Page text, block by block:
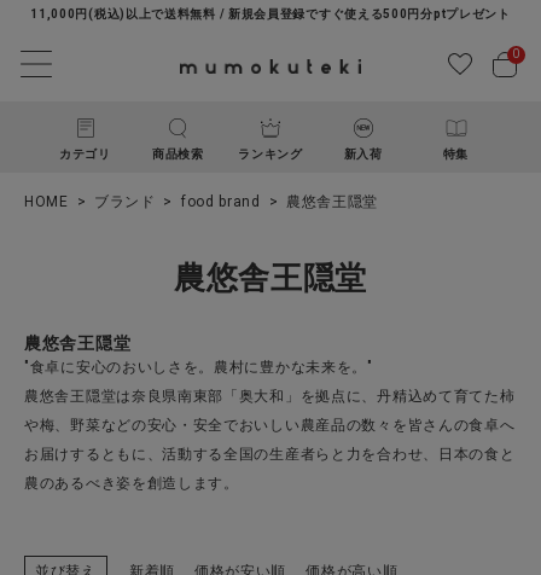
11,000円(税込)以上で送料無料 / 新規会員登録ですぐ使える500円分ptプレゼント
0
カテゴリ 商品検索 ランキング 新入荷 特集
ACCOUNT MENU
ようこそ ゲスト 様
ログイン
HOME ブランド food brand 農悠舎王隠堂
農悠舎王隠堂
農悠舎王隠堂
"食卓に安心のおいしさを。農村に豊かな未来を。"
農悠舎王隠堂は奈良県南東部「奥大和」を拠点に、丹精込めて育てた柿
や梅、野菜などの安心・安全でおいしい農産品の数々を皆さんの食卓へ
お届けするともに、活動する全国の生産者らと力を合わせ、日本の食と
農のあるべき姿を創造します。
並び替え 新着順 価格が安い順 価格が高い順